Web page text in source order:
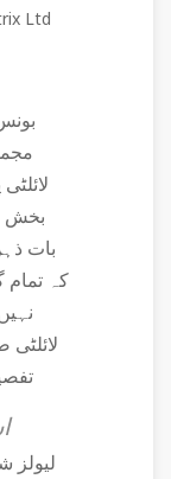
Ltd
بخش
بات
کہ تمام